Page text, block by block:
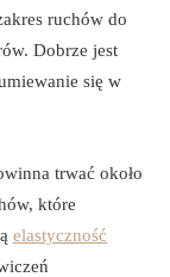
ruchów do
Dobrze jest
się w
trwać około
które
elastyczność